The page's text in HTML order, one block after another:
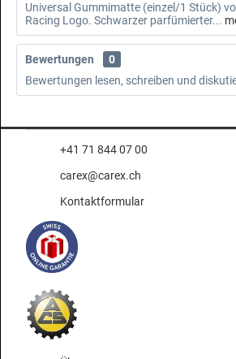
Universal Gummimatte (einzel/1 Stück)
Racing Logo. Schwarzer parfümierter...
Bewertungen
0
Bewertungen lesen, schreiben und
+41 71 844 07 00
carex@carex.ch
Kontaktformular